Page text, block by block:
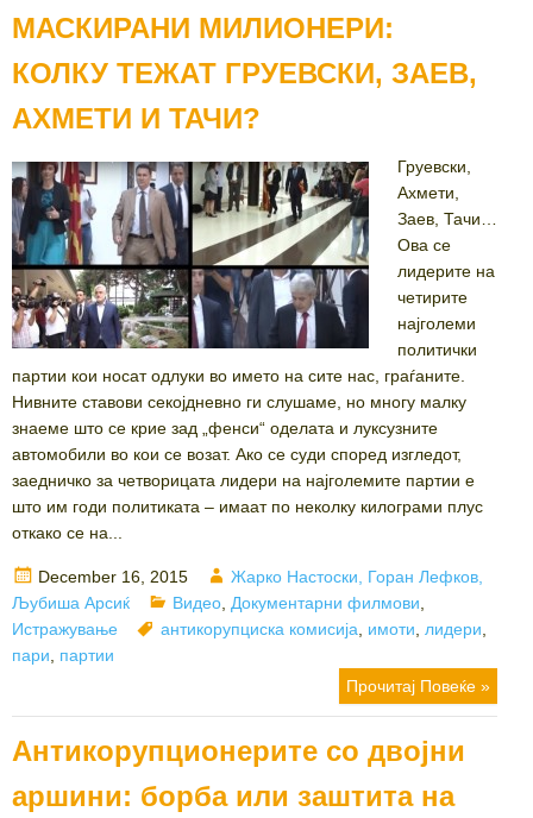
МАСКИРАНИ МИЛИОНЕРИ:
КОЛКУ ТЕЖАТ ГРУЕВСКИ, ЗАЕВ,
АХМЕТИ И ТАЧИ?
Груевски,
Ахмети,
Заев, Тачи…
Ова се
лидерите на
четирите
најголеми
политички
партии кои носат одлуки во името на сите нас, граѓаните.
Нивните ставови секојдневно ги слушаме, но многу малку
знаеме што се крие зад „фенси“ оделата и луксузните
автомобили во кои се возат. Ако се суди според изгледот,
заедничко за четворицата лидери на најголемите партии е
што им годи политиката – имаат по неколку килограми плус
откако се на...
Posted
on
December 16, 2015 Author
Жарко Настоски, Горан Лефков,
Љубиша Арсиќ
Categories
Видео Документарни филмови
Истражување
Tags
антикорупциска комисија имоти лидери
пари
партии
Прочитај Повеќе »
Антикорупционерите со двојни
аршини: борба или заштита на